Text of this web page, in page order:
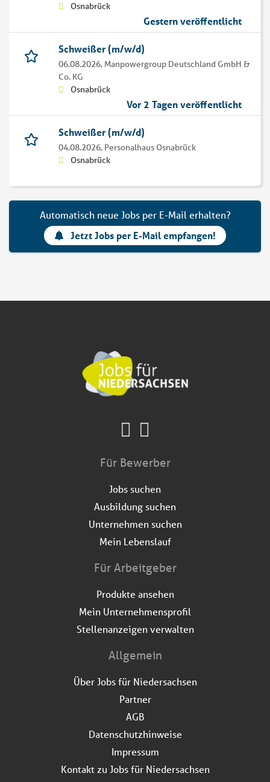
Osnabrück
Gestern veröffentlicht
Schweißer (m/w/d)
06.08.2026, Manpowergroup Deutschland GmbH &
Co. KG
Osnabrück
Vor 2 Tagen veröffentlicht
Schweißer (m/w/d)
04.08.2026, Personalhaus Osnabrück
Osnabrück
Automatisch neue Jobs per E-Mail erhalten?
Jetzt Jobs per E-Mail empfangen!
Für Bewerber
Jobs suchen
Ausbildung suchen
Unternehmen suchen
Mein Lebenslauf
Für Arbeitgeber
Produkte ansehen
Mein Unternehmensprofil
Stellenanzeigen verwalten
Allgemein
Über Jobs für Niedersachsen
Partner
AGB
Datenschutzhinweise
Impressum
Kontakt zu Jobs für Niedersachsen